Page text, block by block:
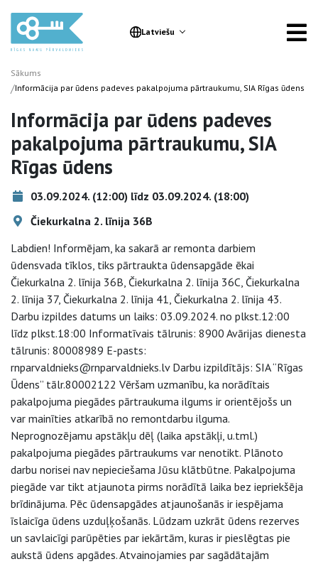
Latviešu
Sākums
/Informācija par ūdens padeves pakalpojuma pārtraukumu, SIA Rīgas ūdens
Informācija par ūdens padeves
pakalpojuma pārtraukumu, SIA
Rīgas ūdens
03.09.2024. (12:00) līdz 03.09.2024. (18:00)
Čiekurkalna 2. līnija 36B
Labdien! Informējam, ka sakarā ar remonta darbiem
ūdensvada tīklos, tiks pārtraukta ūdensapgāde ēkai
Čiekurkalna 2. līnija 36B, Čiekurkalna 2. līnija 36C, Čiekurkalna
2. līnija 37, Čiekurkalna 2. līnija 41, Čiekurkalna 2. līnija 43.
Darbu izpildes datums un laiks: 03.09.2024. no plkst.12:00
līdz plkst.18:00 Informatīvais tālrunis: 8900 Avārijas dienesta
tālrunis: 80008989 E-pasts:
rnparvaldnieks@rnparvaldnieks.lv Darbu izpildītājs: SIA “Rīgas
Ūdens” tālr.80002122 Vēršam uzmanību, ka norādītais
pakalpojuma piegādes pārtraukuma ilgums ir orientējošs un
var mainīties atkarībā no remontdarbu ilguma.
Neprognozējamu apstākļu dēļ (laika apstākļi, u.tml.)
pakalpojuma piegādes pārtraukums var nenotikt. Plānoto
darbu norisei nav nepieciešama Jūsu klātbūtne. Pakalpojuma
piegāde var tikt atjaunota pirms norādītā laika bez iepriekšēja
brīdinājuma. Pēc ūdensapgādes atjaunošanās ir iespējama
īslaicīga ūdens uzduļķošanās. Lūdzam uzkrāt ūdens rezerves
un savlaicīgi parūpēties par iekārtām, kuras ir pieslēgtas pie
aukstā ūdens apgādes. Atvainojamies par sagādātajām